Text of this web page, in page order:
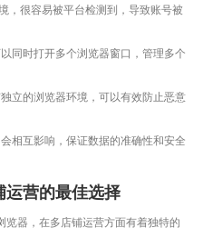
，很容易被平台检测到，导致账号被
同时打开多个浏览器窗口，管理多个
立的浏览器环境，可以有效防止恶意
相互影响，保证数据的准确性和安全
运营的最佳选择
器，在多店铺运营方面有着独特的